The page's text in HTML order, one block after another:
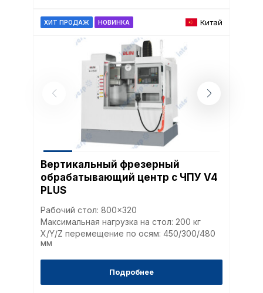
ХИТ ПРОДАЖ НОВИНКА Китай
Вертикальный фрезерный
обрабатывающий центр с ЧПУ V4
PLUS
Рабочий стол: 800×320
Максимальная нагрузка на стол: 200 кг
X/Y/Z перемещение по осям: 450/300/480
мм
Подробнее
Политика в
обработки сookies
Настройте параметры
файлов cookie
каждого типа файлов
типа «технические
этого периода Сайт
согласие. Вы вправе
верхней части
настроек cookie».